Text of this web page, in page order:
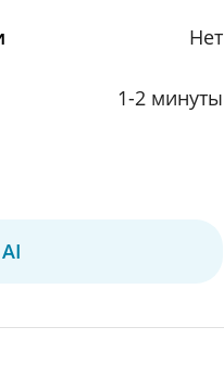
Нет
1-2 минуты